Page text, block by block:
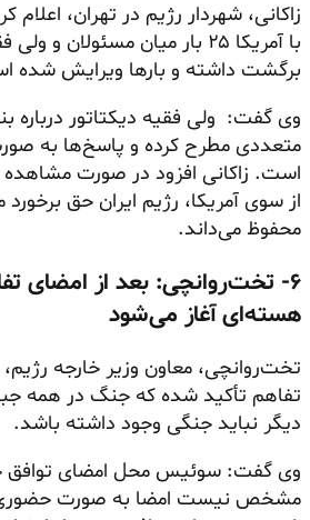
با آمریکا ۲۵ بار میان مسئولان
برگشت داشته و بارها ویرایش شده
وی گفت: ولی فقیه دیکتاتور درباره
متعددی مطرح کرده و پاسخ‌ها به
است. زاکانی افزود در صورت مشاهده
از سوی آمریکا، رژیم ایران حق برخورد
محفوظ می‌داند.
۶- تخت‌روانچی: بعد از امضای
هسته‌ای آغاز می‌شود
تخت‌روانچی، معاون وزیر خارجه
تفاهم تأکید شده که جنگ در همه
دیگر نباید جنگی وجود داشته باشد.
وی گفت: سوئیس محل امضای توافق
مشخص نیست امضا به صورت حضوری